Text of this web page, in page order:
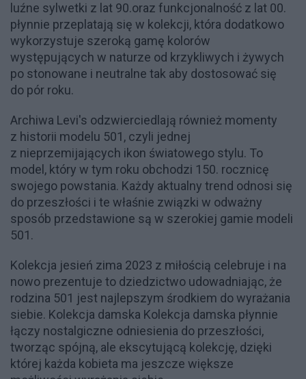
luźne sylwetki z lat 90.oraz funkcjonalność z lat 00.
płynnie przeplatają się w kolekcji, która dodatkowo
wykorzystuje szeroką gamę kolorów
występujących w naturze od krzykliwych i żywych
po stonowane i neutralne tak aby dostosować się
do pór roku.
Archiwa Levi's odzwierciedlają również momenty
z historii modelu 501, czyli jednej
z nieprzemijających ikon światowego stylu. To
model, który w tym roku obchodzi 150. rocznicę
swojego powstania. Każdy aktualny trend odnosi się
do przeszłości i te właśnie związki w odważny
sposób przedstawione są w szerokiej gamie modeli
501.
Kolekcja jesień zima 2023 z miłością celebruje i na
nowo prezentuje to dziedzictwo udowadniając, że
rodzina 501 jest najlepszym środkiem do wyrażania
siebie. Kolekcja damska Kolekcja damska płynnie
łączy nostalgiczne odniesienia do przeszłości,
tworząc spójną, ale ekscytującą kolekcję, dzięki
której każda kobieta ma jeszcze większe